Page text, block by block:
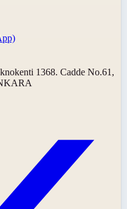
1368. Cadde No.61,